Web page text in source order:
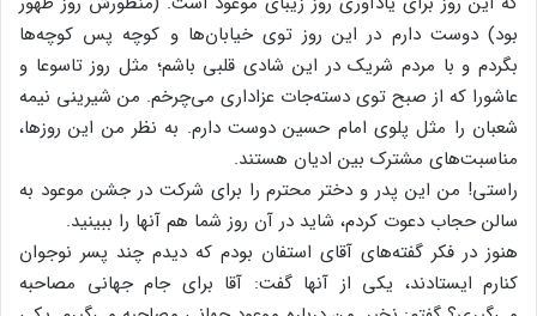
بود) دوست دارم در این روز توی خیابان‌ها و کوچه پس کوچه‌ها
بگردم و با مردم شریک در این شادی قلبی باشم؛ مثل روز تاسوعا و
عاشورا که از صبح توی دسته‌جات عزاداری می‌چرخم. من شیرینی نیمه
شعبان را مثل پلوی امام حسین دوست دارم. به نظر من این روزها،
مناسبت‌های مشترک بین ادیان هستند.
راستی! من این پدر و دختر محترم را برای شرکت در جشن موعود به
سالن حجاب دعوت کردم، شاید در آن روز شما هم آنها را ببینید.
هنوز در فکر گفته‌های آقای استفان بودم که دیدم چند پسر نوجوان
کنارم ایستادند، یکی از آنها گفت: آقا برای جام جهانی مصاحبه